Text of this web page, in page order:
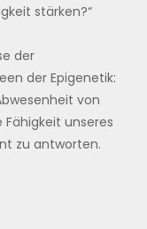
stärken?“
der
der Epigenetik:
von
unseres
zu antworten.